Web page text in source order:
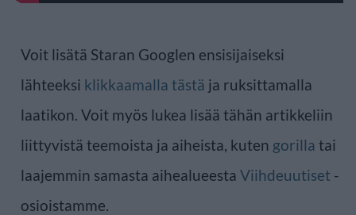
Voit lisätä Staran Googlen ensisijaiseksi
lähteeksi klikkaamalla tästä ja ruksittamalla
laatikon. Voit myös lukea lisää tähän artikkeliin
liittyvistä teemoista ja aiheista, kuten gorilla tai
laajemmin samasta aihealueesta Viihdeuutiset -
osioistamme.